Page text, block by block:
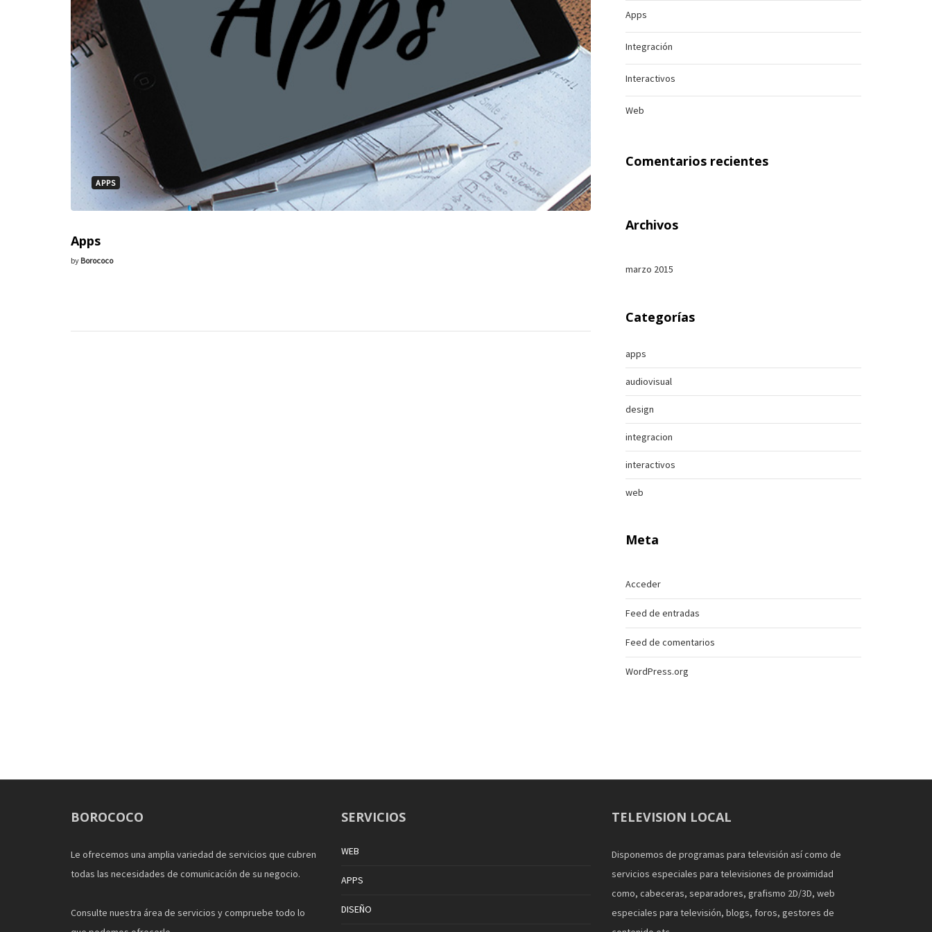
APPS
Apps
by Borococo
Apps
Integración
Interactivos
Web
Comentarios recientes
Archivos
marzo 2015
Categorías
apps
audiovisual
design
integracion
interactivos
web
Meta
Acceder
Feed de entradas
Feed de comentarios
WordPress.org
BOROCOCO
Le ofrecemos una amplia variedad de servicios que cubren
todas las necesidades de comunicación de su negocio.
Consulte nuestra área de servicios y compruebe todo lo
SERVICIOS
WEB
APPS
DISEÑO
TELEVISION LOCAL
Disponemos de programas para televisión así como de
servicios especiales para televisiones de proximidad
como, cabeceras, separadores, grafismo 2D/3D, web
especiales para televisión, blogs, foros, gestores de